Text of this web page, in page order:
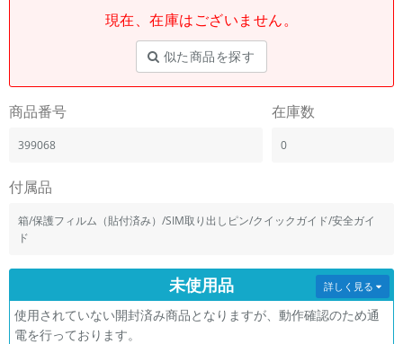
現在、在庫はございません。
似た商品を探す
商品番号
399068
在庫数
0
付属品
箱/保護フィルム（貼付済み）/SIM取り出しピン/クイックガイド/安全ガイ
ド
未使用品
使用されていない開封済み商品となりますが、動作確認のため通
電を行っております。
詳しく見る
「スマートフォン」「タブレット」など
メーカー
「Apple」「SONY」「SHARP」など
機能・特徴
ドライブ
ランク
商品状態の絞り込み
「新品」「未使用」「中古」など